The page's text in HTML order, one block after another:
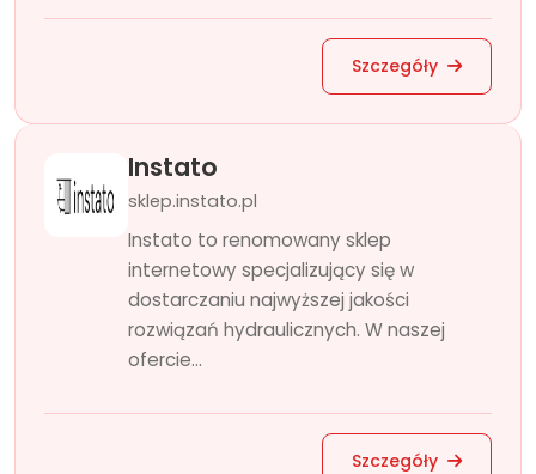
Szczegóły
Instato
sklep.instato.pl
Instato to renomowany sklep
internetowy specjalizujący się w
dostarczaniu najwyższej jakości
rozwiązań hydraulicznych. W naszej
ofercie...
Szczegóły